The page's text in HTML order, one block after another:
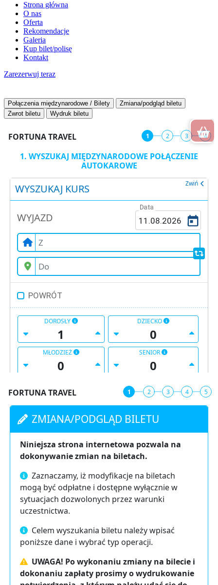
Fortuna Travel – Biuro Podróży
Biuro podróży Fortuna Travel
Strona główna
O nas
Oferta
Rekomendacje
Galeria
Kup bilet/polisę
Kontakt
Zarezerwuj teraz
Połączenia międzynarodowe / Bilety
Zmiana/podgląd biletu
Zwrot biletu
Wydruk biletu